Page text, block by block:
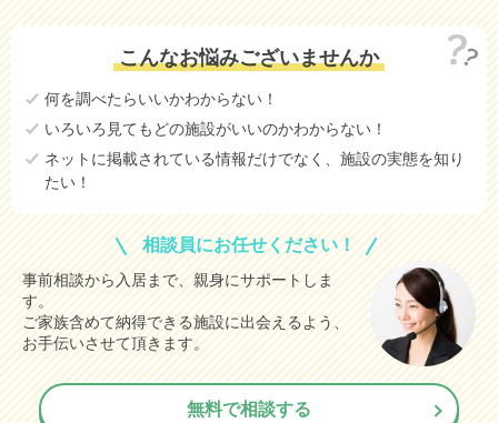
こんなお悩みございませんか
何を調べたらいいかわからない！
いろいろ見てもどの施設がいいのかわからない！
ネットに掲載されている情報だけでなく、施設の実態を知り
たい！
相談員にお任せください！
事前相談から入居まで、親身にサポートしま
す。
ご家族含めて納得できる施設に出会えるよう、
お手伝いさせて頂きます。
無料で相談する